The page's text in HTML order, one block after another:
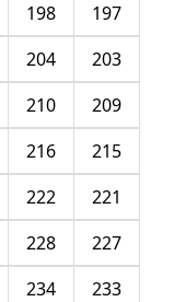
197
198
203
204
209
210
215
216
221
222
227
228
233
234